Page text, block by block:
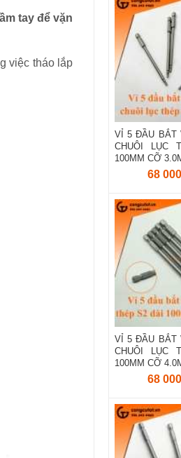
tay để vặn
việc tháo lắp
VỈ 5 ĐẦU BẮT
CHUÔI LỤC
100MM CỠ
68
VỈ 5 ĐẦU BẮT
CHUÔI LỤC
100MM CỠ
68